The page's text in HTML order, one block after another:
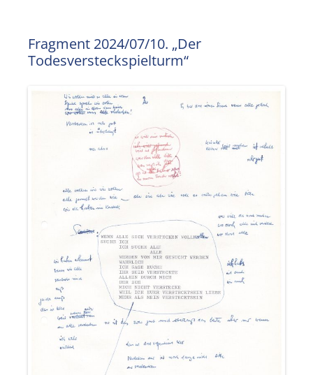
Fragment 2024/07/10. „Der
Todesversteckspielturm“